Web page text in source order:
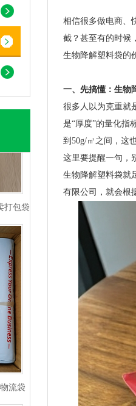
包袋
流袋
相信很多做电商、
截？甚至有的时候
生物降解塑料袋的
一、先搞懂：生物
很多人以为克重就
是“厚度”的量化指
到50g/㎡之间，这
这里要提醒一句，
生物降解塑料袋就
有限公司，就会根